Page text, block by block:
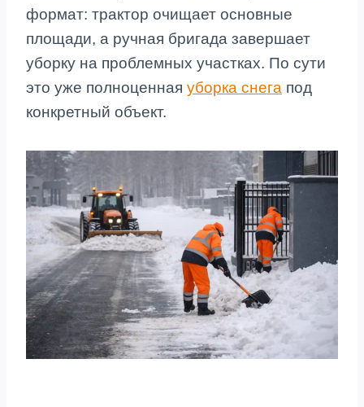
формат: трактор очищает основные
площади, а ручная бригада завершает
уборку на проблемных участках. По сути
это уже полноценная уборка снега под
конкретный объект.